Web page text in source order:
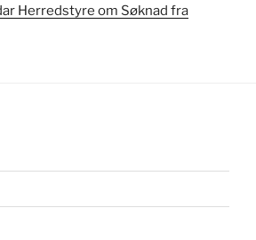
Herredstyre om Søknad fra